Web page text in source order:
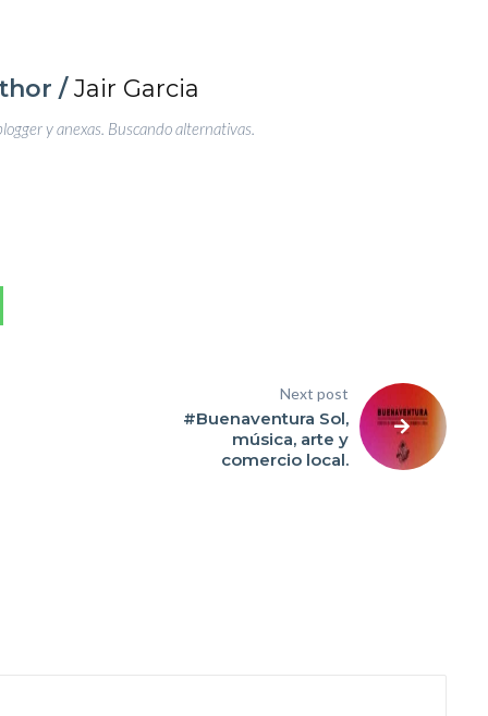
/Jair Garcia
y anexas. Buscando alternativas.
Next post
#Buenaventura Sol,
música, arte y
comercio local.